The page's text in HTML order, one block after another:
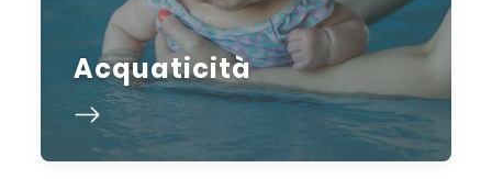
Acquaticità